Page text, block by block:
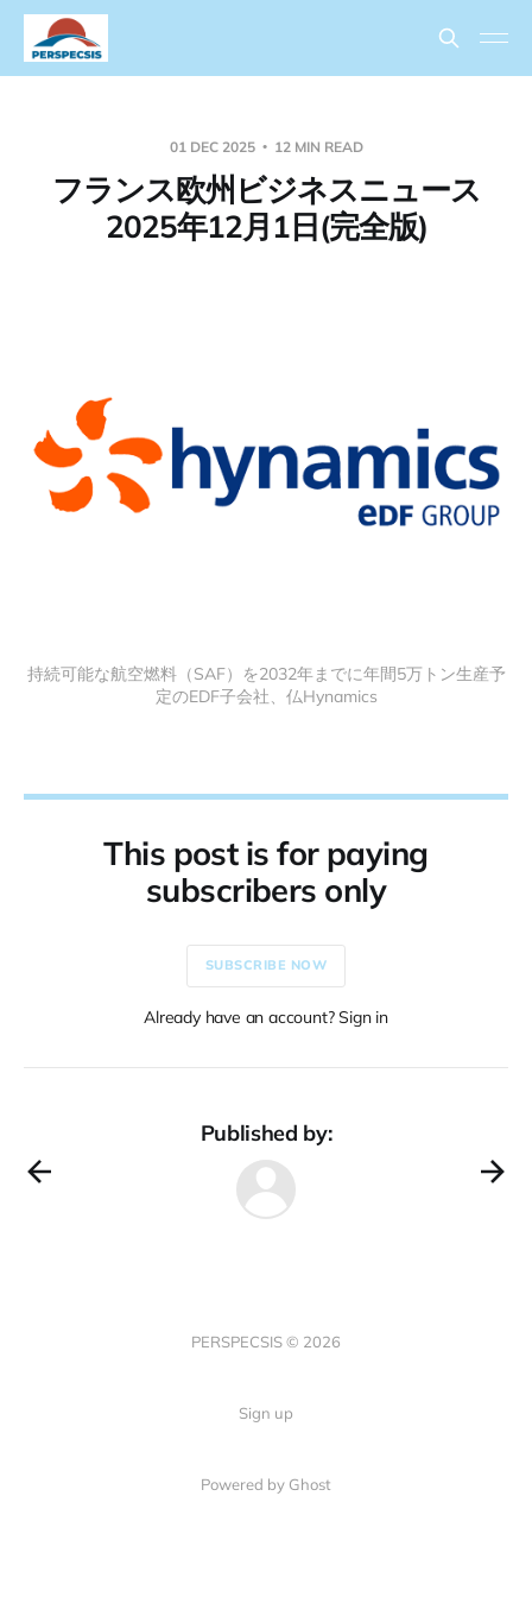
01 DEC 2025 12 MIN READ
フランス欧州ビジネスニュース
2025年12月1日(完全版)
持続可能な航空燃料（SAF）を2032年までに年間5万トン生産予
定のEDF子会社、仏Hynamics
This post is for paying
subscribers only
SUBSCRIBE NOW
Already have an account? Sign in
Published by:
PERSPECSIS © 2026
Sign up
Powered by Ghost